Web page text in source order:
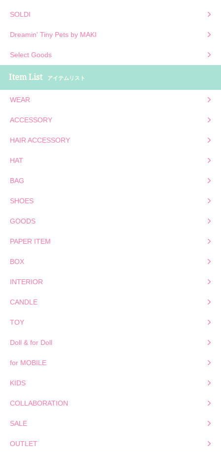
SOLDI
Dreamin' Tiny Pets by MAKI
Select Goods
Item List アイテムリスト
WEAR
ACCESSORY
HAIR ACCESSORY
HAT
BAG
SHOES
GOODS
PAPER ITEM
BOX
INTERIOR
CANDLE
TOY
Doll & for Doll
for MOBILE
KIDS
COLLABORATION
SALE
OUTLET